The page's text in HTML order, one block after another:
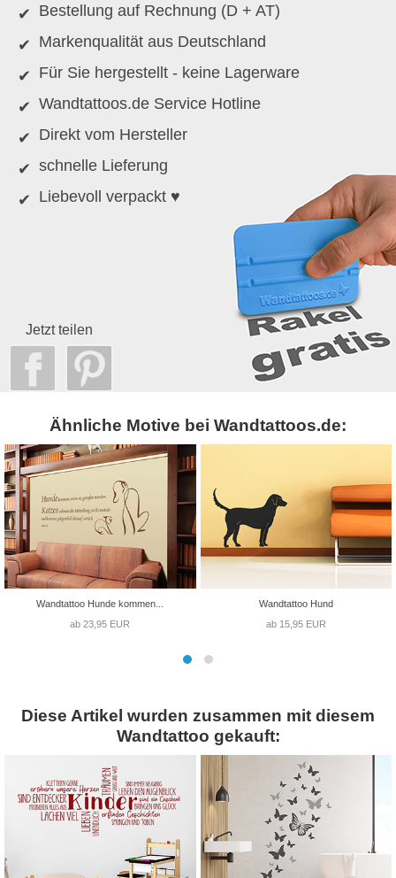
Bestellung auf Rechnung (D + AT)
Markenqualität aus Deutschland
Für Sie hergestellt - keine Lagerware
Wandtattoos.de Service Hotline
Direkt vom Hersteller
schnelle Lieferung
Liebevoll verpackt ♥
Jetzt teilen
Ähnliche Motive bei Wandtattoos.de:
Wandtattoo Hunde kommen...
ab 23,95 EUR
Wandtattoo Hund
ab 15,95 EUR
Diese Artikel wurden zusammen mit diesem
Wandtattoo gekauft: